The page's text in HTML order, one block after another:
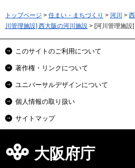
トップページ > 住まい・まちづくり > 河川 >
川管理施設] 西大阪の河川施設 > [河川管理施設
このサイトのご利用について
著作権・リンクについて
ユニバーサルデザインについて
個人情報の取り扱い
サイトマップ
大阪府庁